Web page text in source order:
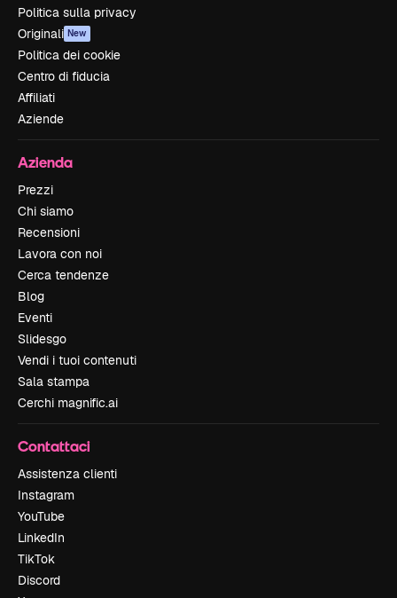
Politica sulla privacy
Originali New
Politica dei cookie
Centro di fiducia
Affiliati
Aziende
Azienda
Prezzi
Chi siamo
Recensioni
Lavora con noi
Cerca tendenze
Blog
Eventi
Slidesgo
Vendi i tuoi contenuti
Sala stampa
Cerchi magnific.ai
Contattaci
Assistenza clienti
Instagram
YouTube
LinkedIn
TikTok
Discord